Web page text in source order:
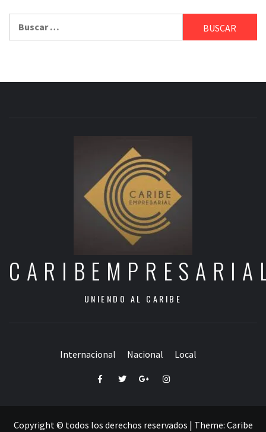
UNIENDO AL CARIBE
Internacional Nacional Local
FacebookTwitterGoogle+Instagram
Copyright © todos los derechos reservados | Theme: Caribe